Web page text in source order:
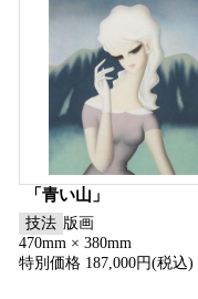
「青い山」
技法 版画
470mm × 380mm
特別価格 187,000円(税込)